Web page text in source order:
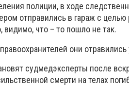
полиции, в ходе
отправились в гараж с
видимо, что – то пошло не так.
они отравились
судмедэксперты после
смерти на телах